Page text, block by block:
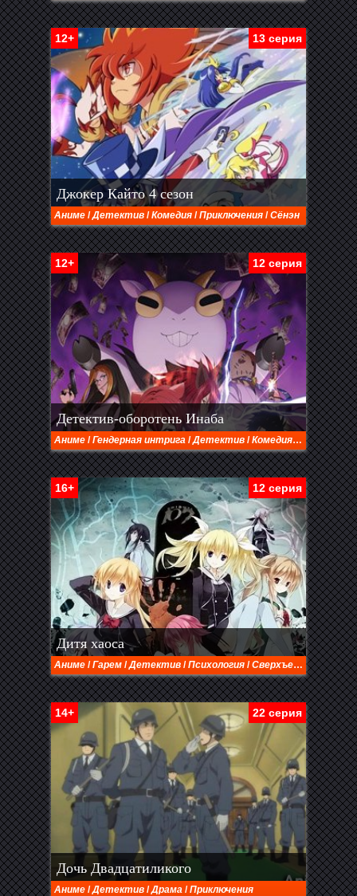
13 серия
12+
Джокер Кайто 4 сезон
Аниме /Детектив /Комедия /Приключения /Сёнэн
12 серия
12+
Детектив-оборотень Инаба
Аниме /Гендерная интрига /Детектив /Комедия/Пародия/
12 серия
16+
Дитя хаоса
Аниме /Гарем /Детектив /Психология /Сверхъестественное
22 серия
14+
Дочь Двадцатиликого
Аниме /Детектив /Драма /Приключения